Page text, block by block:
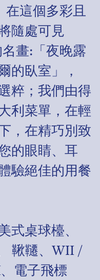
在這個多彩且
隨處可見
畫:「夜晚露
的臥室」，
粹；我們由得
利菜單，在輕
，在精巧別致
的眼睛、耳
驗絕佳的用餐
式桌球檯、
鞦韆、WII /
電子飛標